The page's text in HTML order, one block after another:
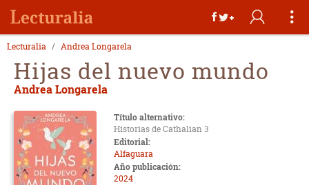
Lecturalia Andrea Longarela
Hijas del nuevo mundo
Andrea Longarela
Título alternativo:
Historias de Cathalian 3
Editorial:
Alfaguara
Año publicación:
2024